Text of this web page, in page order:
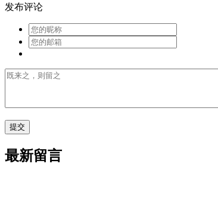
发布评论
最新留言